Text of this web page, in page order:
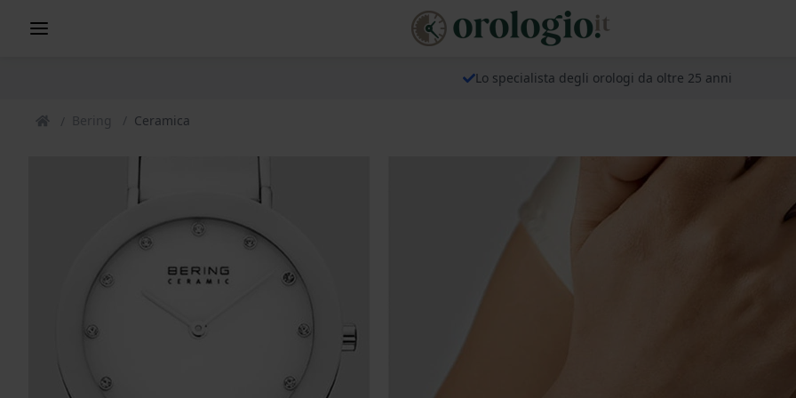
Lo specialista degli orologi da oltre 25 anni
Bering Ceramica